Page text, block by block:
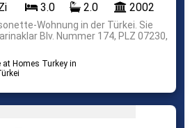
3.0 2.0 2002
Wohnung in der Türkei. Sie
Blv. Nummer 174, PLZ 07230,
at Homes Turkey in